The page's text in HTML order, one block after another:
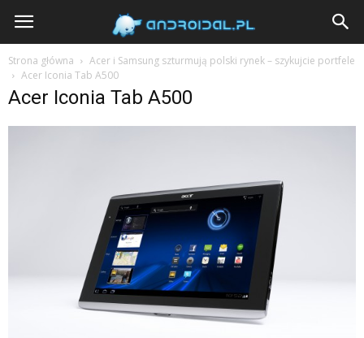
Androidal
Strona główna
Acer i Samsung szturmują polski rynek – szykujcie portfele
Acer Iconia Tab A500
Acer Iconia Tab A500